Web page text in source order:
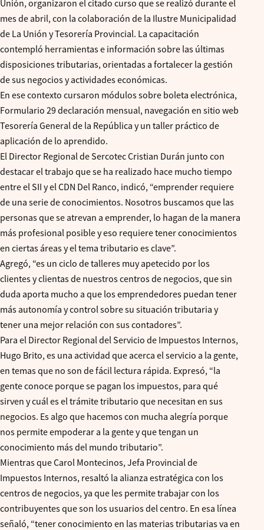
Unión, organizaron el citado curso que se realizó durante el
mes de abril, con la colaboración de la Ilustre Municipalidad
de La Unión y Tesorería Provincial. La capacitación
contempló herramientas e información sobre las últimas
disposiciones tributarias, orientadas a fortalecer la gestión
de sus negocios y actividades económicas.
En ese contexto cursaron módulos sobre boleta electrónica,
Formulario 29 declaración mensual, navegación en sitio web
Tesorería General de la República y un taller práctico de
aplicación de lo aprendido.
El Director Regional de Sercotec Cristian Durán junto con
destacar el trabajo que se ha realizado hace mucho tiempo
entre el SII y el CDN Del Ranco, indicó, “emprender requiere
de una serie de conocimientos. Nosotros buscamos que las
personas que se atrevan a emprender, lo hagan de la manera
más profesional posible y eso requiere tener conocimientos
en ciertas áreas y el tema tributario es clave”.
Agregó, “es un ciclo de talleres muy apetecido por los
clientes y clientas de nuestros centros de negocios, que sin
duda aporta mucho a que los emprendedores puedan tener
más autonomía y control sobre su situación tributaria y
tener una mejor relación con sus contadores”.
Para el Director Regional del Servicio de Impuestos Internos,
Hugo Brito, es una actividad que acerca el servicio a la gente,
en temas que no son de fácil lectura rápida. Expresó, “la
gente conoce porque se pagan los impuestos, para qué
sirven y cuál es el trámite tributario que necesitan en sus
negocios. Es algo que hacemos con mucha alegría porque
nos permite empoderar a la gente y que tengan un
conocimiento más del mundo tributario”.
Mientras que Carol Montecinos, Jefa Provincial de
Impuestos Internos, resaltó la alianza estratégica con los
centros de negocios, ya que les permite trabajar con los
contribuyentes que son los usuarios del centro. En esa línea
señaló, “tener conocimiento en las materias tributarias va en